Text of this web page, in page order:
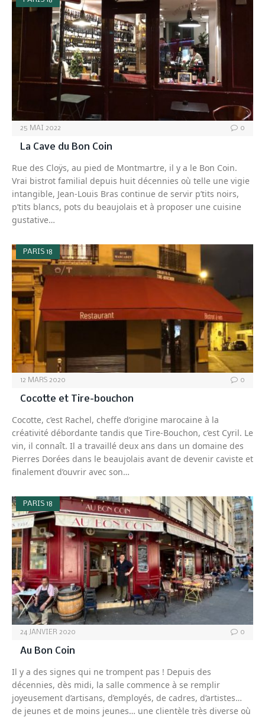
25 MAI 2022 0
La Cave du Bon Coin
Rue des Cloÿs, au pied de Montmartre, il y a le Bon Coin.
Vrai bistrot familial depuis huit décennies où telle une vigie
intangible, Jean-Louis Bras continue de servir p’tits noirs,
p’tits blancs, pots du beaujolais et à proposer une cuisine
gustative…
PARIS 18
12 MARS 2020 0
Cocotte et Tire-bouchon
Cocotte, c’est Rachel, cheffe d’origine marocaine à la
créativité débordante tandis que Tire-Bouchon, c’est Cyril. Le
vin, il connaît. Il a travaillé deux ans dans un domaine des
Pierres Dorées dans le beaujolais avant de devenir caviste et
finalement d’ouvrir avec son…
PARIS 18
24 JANVIER 2020 0
Au Bon Coin
Il y a des signes qui ne trompent pas ! Depuis des
décennies, dès midi, la salle commence à se remplir
joyeusement d’artisans, d’employés, de cadres, d’artistes…
de jeunes et de moins jeunes… une clientèle très diverse où